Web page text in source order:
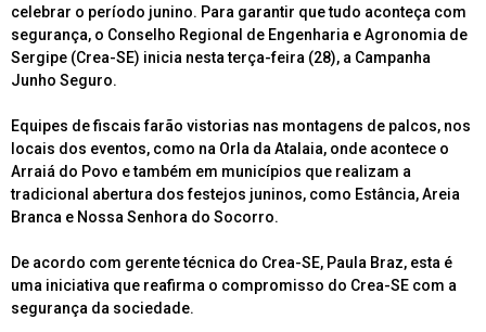
celebrar o período junino. Para garantir que tudo aconteça com
segurança, o Conselho Regional de Engenharia e Agronomia de
Sergipe (Crea-SE) inicia nesta terça-feira (28), a Campanha
Junho Seguro.
Equipes de fiscais farão vistorias nas montagens de palcos, nos
locais dos eventos, como na Orla da Atalaia, onde acontece o
Arraiá do Povo e também em municípios que realizam a
tradicional abertura dos festejos juninos, como Estância, Areia
Branca e Nossa Senhora do Socorro.
De acordo com gerente técnica do Crea-SE, Paula Braz, esta é
uma iniciativa que reafirma o compromisso do Crea-SE com a
segurança da sociedade.